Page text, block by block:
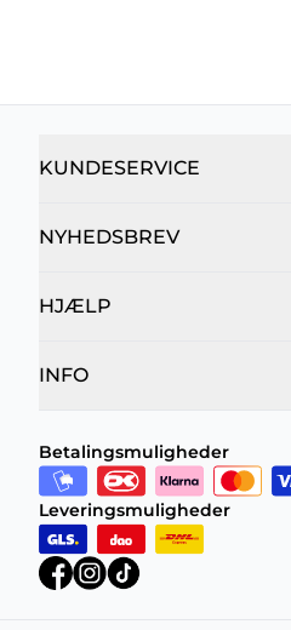
KUNDESERVICE
NYHEDSBREV
HJÆLP
INFO
Betalingsmuligheder
Leveringsmuligheder